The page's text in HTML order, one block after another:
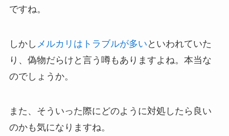
ですね。
しかし メルカリはトラブルが多い といわれていた
り、偽物だらけと言う噂もありますよね。本当な
のでしょうか。
また、そういった際にどのように対処したら良い
のかも気になりますね。